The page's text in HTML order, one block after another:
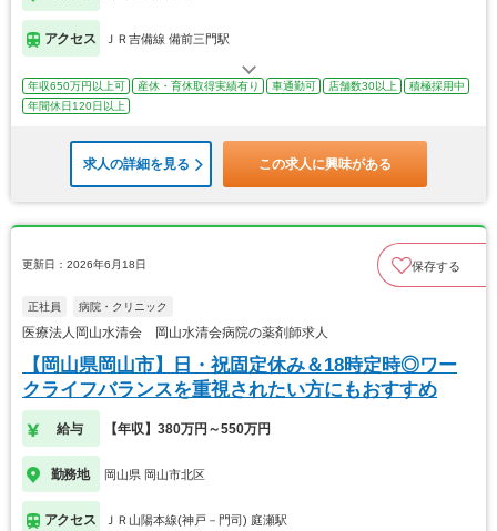
アクセス ＪＲ吉備線 備前三門駅
年収650万円以上可 産休・育休取得実績有り 車通勤可 店舗数30以上
積極採用中
年間休日120日以上
求人の詳細を見る この求人に興味がある
更新日：2026年6月18日 保存する
正社員 病院・クリニック
医療法人岡山水清会 岡山水清会病院の薬剤師求人
【岡山県岡山市】日・祝固定休み＆18時定時◎ワー
クライフバランスを重視されたい方にもおすすめ
給与 【年収】380万円～550万円
勤務地 岡山県 岡山市北区
アクセス ＪＲ山陽本線(神戸－門司) 庭瀬駅